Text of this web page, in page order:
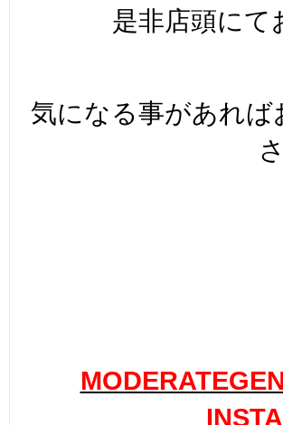
是非店頭にて
気になる事があれば